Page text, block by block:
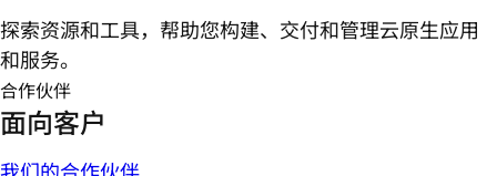
探索资源和工具，帮助您构建、交付和管理云原生应用
和服务。
合作伙伴
面向客户